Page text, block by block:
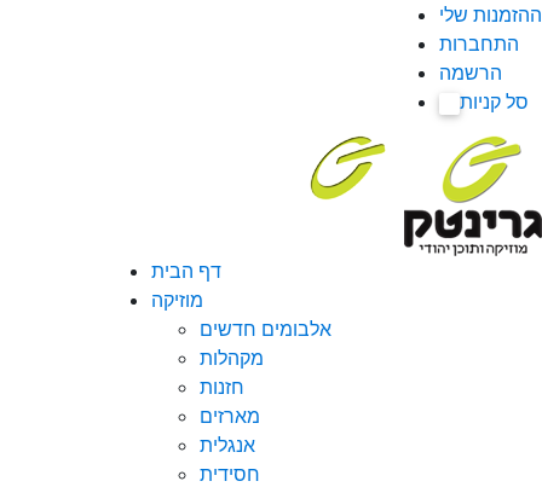
ההזמנות שלי
התחברות
הרשמה
סל קניות
דף הבית
מוזיקה
אלבומים חדשים
מקהלות
חזנות
מארזים
אנגלית
חסידית